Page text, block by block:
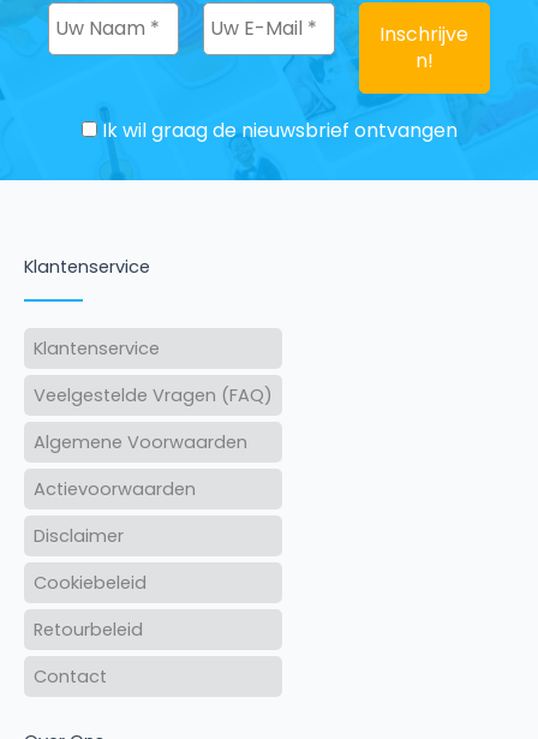
Ik wil graag de nieuwsbrief ontvangen
Klantenservice
Klantenservice
Veelgestelde Vragen (FAQ)
Algemene Voorwaarden
Actievoorwaarden
Disclaimer
Cookiebeleid
Retourbeleid
Contact